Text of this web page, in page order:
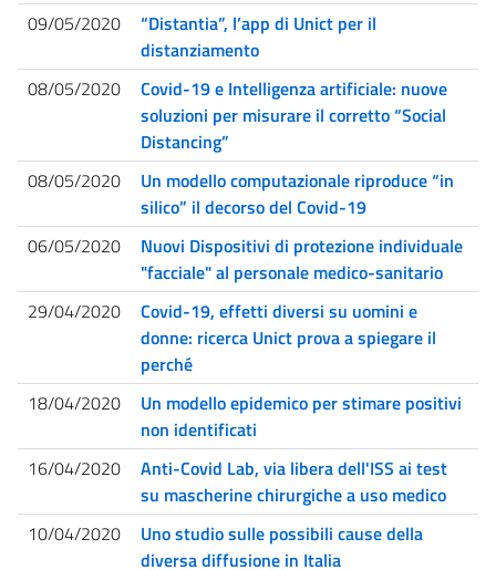
09/05/2020
“Distantia”, l’app di Unict per il
distanziamento
08/05/2020
Covid-19 e Intelligenza artificiale: nuove
soluzioni per misurare il corretto “Social
Distancing”
08/05/2020
Un modello computazionale riproduce “in
silico” il decorso del Covid-19
06/05/2020
Nuovi Dispositivi di protezione individuale
"facciale" al personale medico-sanitario
29/04/2020
Covid-19, effetti diversi su uomini e
donne: ricerca Unict prova a spiegare il
perché
18/04/2020
Un modello epidemico per stimare positivi
non identificati
16/04/2020
Anti-Covid Lab, via libera dell'ISS ai test
su mascherine chirurgiche a uso medico
10/04/2020
Uno studio sulle possibili cause della
diversa diffusione in Italia